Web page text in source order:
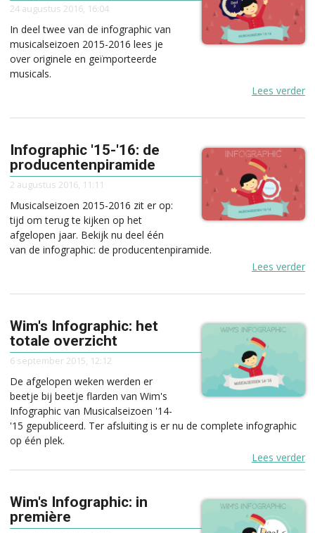
24 augustus 2016, 16:04
In deel twee van de infographic van
musicalseizoen 2015-2016 lees je
over originele en geïmporteerde
musicals.
Lees verder
Infographic '15-'16: de
producentenpiramide
2 augustus 2016, 11:11
Musicalseizoen 2015-2016 zit er op:
tijd om terug te kijken op het
afgelopen jaar. Bekijk nu deel één
van de infographic: de producentenpiramide.
Lees verder
Wim's Infographic: het
totale overzicht
6 september 2015, 12:12
De afgelopen weken werden er
beetje bij beetje flarden van Wim's
Infographic van Musicalseizoen '14-
'15 gepubliceerd. Ter afsluiting is er nu de complete infographic
op één plek.
Lees verder
Wim's Infographic: in
première